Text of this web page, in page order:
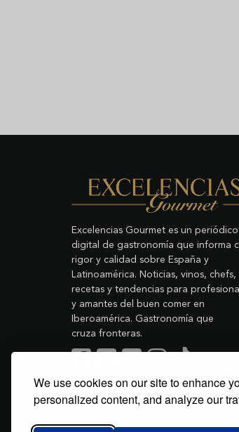
We use cookies on our site to enhance
personalized content, and analyze our
Excelencias Gourmet es un periódico
digital de gastronomía que informa
rigor y calidad sobre España y
Latinoamérica. Noticias, vinos, chefs,
recetas y tendencias para
y amantes del buen comer en
Iberoamérica. Gastronomía que
cruza fronteras.
Copyright © 2011-2026 Excelencias
Todos los derechos reservados.
Grupo Excelencias